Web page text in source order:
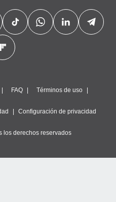
FAQ Términos de uso
Configuración de privacidad
los derechos reservados